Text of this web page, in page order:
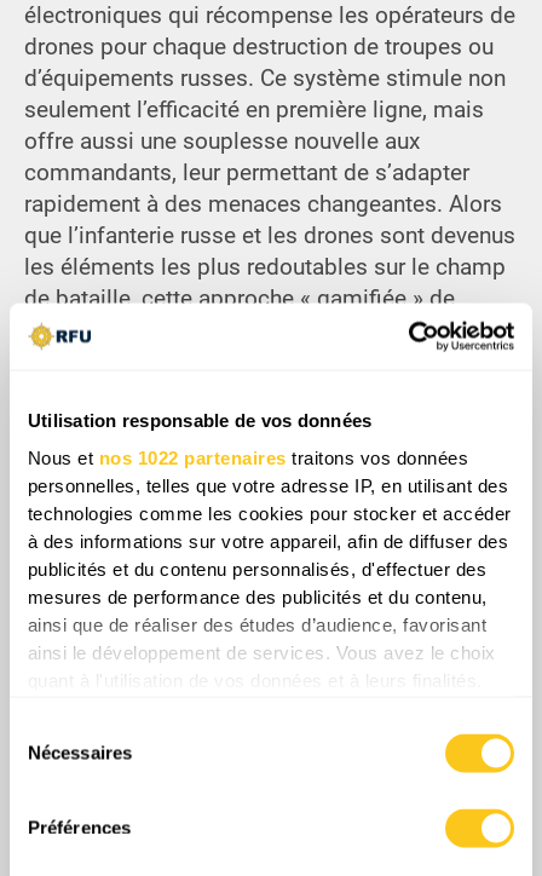
Utilisation responsable de vos données
Nous et nos 1022 partenaires traitons vos données
personnelles, telles que votre adresse IP, en utilisant des
technologies comme les cookies pour stocker et accéder
à des informations sur votre appareil, afin de diffuser des
publicités et du contenu personnalisés, d'effectuer des
mesures de performance des publicités et du contenu,
ainsi que de réaliser des études d’audience, favorisant
ainsi le développement de services. Vous avez le choix
quant à l'utilisation de vos données et à leurs finalités.
tout moment en consultant la Déclaration relative aux
cookies ou en cliquant sur l'icône de confidentialité.
Si vous le permettez, nous aimerions également :
Collecter des informations sur votre localisation
Nécessaires
Préférences
électroniques qui récompense les opérateurs de
drones pour chaque destruction de troupes ou
d’équipements russes. Ce système stimule non
seulement l’efficacité en première ligne, mais
offre aussi une souplesse nouvelle aux
commandants, leur permettant de s’adapter
rapidement à des menaces changeantes. Alors
que l’infanterie russe et les drones sont devenus
les éléments les plus redoutables sur le champ
de bataille, cette approche « gamifiée » de
l’Ukraine s’avère à la fois opportune et
stratégiquement redoutable. Le programme fait
soldats hautement qualifiés et férus de
technologie, qui abordent le champ de bataille
comme une chasse numérique à enjeux élevés.
Le basculement du rapport de force est déjà
visible sur les lignes de front — et dans le moral
des troupes russes.
Share
0Commentaires